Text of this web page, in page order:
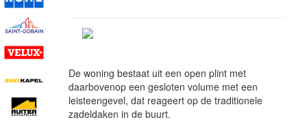
De woning bestaat uit een open plint met
daarbovenop een gesloten volume met een
leisteengevel, dat reageert op de traditionele
zadeldaken in de buurt.